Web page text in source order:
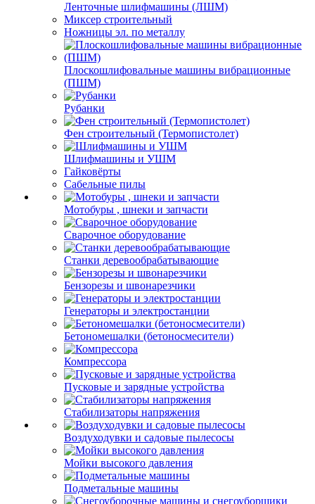
Ленточные шлифмашины (ЛШМ)
Миксер строительный
Ножницы эл. по металлу
Плоскошлифовальные машины вибрационные
(ПШМ)
Рубанки
Фен строительный (Термопистолет)
Шлифмашины и УШМ
Гайковёрты
Сабельные пилы
Мотобуры , шнеки и запчасти
Сварочное оборудование
Станки деревообрабатывающие
Бензорезы и швонарезчики
Генераторы и электростанции
Бетономешалки (бетоносмесители)
Компрессора
Пусковые и зарядные устройства
Стабилизаторы напряжения
Воздуходувки и садовые пылесосы
Мойки высокого давления
Подметальные машины